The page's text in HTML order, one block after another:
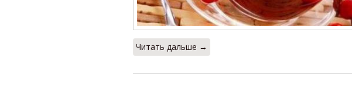
изюмом
винограда
Компот из
Читать дальше →